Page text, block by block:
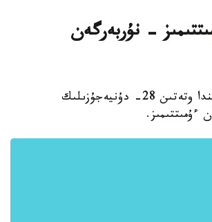
- نۇربەرگەن
ورال. قازاقپارات - الماتى قالاسىندا 28- قاڭتار مەن 8- اقپان ارالىعىندا وتەتىن 28- دۇنيەجۇزىلىك
ءۇمىتتىمىز.